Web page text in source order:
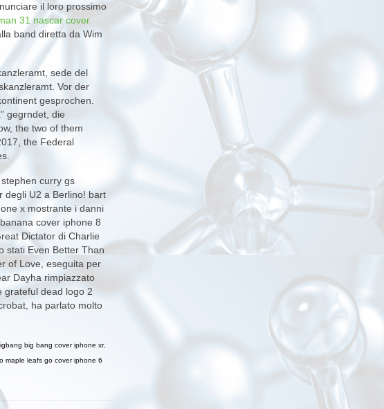
il loro prossimo
31 nascar cover
band diretta da Wim
sede del
Vor der
gesprochen.
gegrndet, die
the two of them
the Federal
curry gs
degli U2 a Berlino! bart
x mostrante i danni
cover iphone 8
Dictator di Charlie
stati Even Better Than
of Love, eseguita per
Dayha rimpiazzato
grateful dead logo 2
ha parlato molto
big bang cover iphone xr,
maple leafs go cover iphone 6